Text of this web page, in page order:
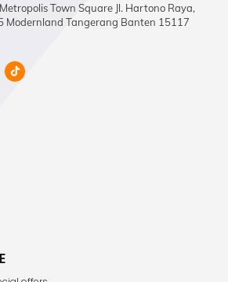
Town Square Jl. Hartono Raya,
Modernland Tangerang Banten 15117